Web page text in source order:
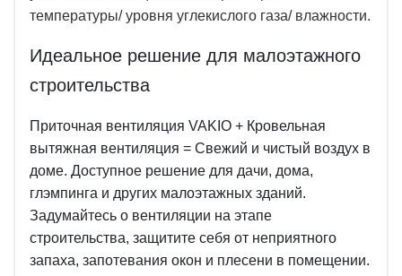
температуры/ уровня углекислого газа/ влажности.
Идеальное решение для малоэтажного
строительства
Приточная вентиляция VAKIO + Кровельная
вытяжная вентиляция = Свежий и чистый воздух в
доме. Доступное решение для дачи, дома,
глэмпинга и других малоэтажных зданий.
Задумайтесь о вентиляции на этапе
строительства, защитите себя от неприятного
запаха, запотевания окон и плесени в помещении.